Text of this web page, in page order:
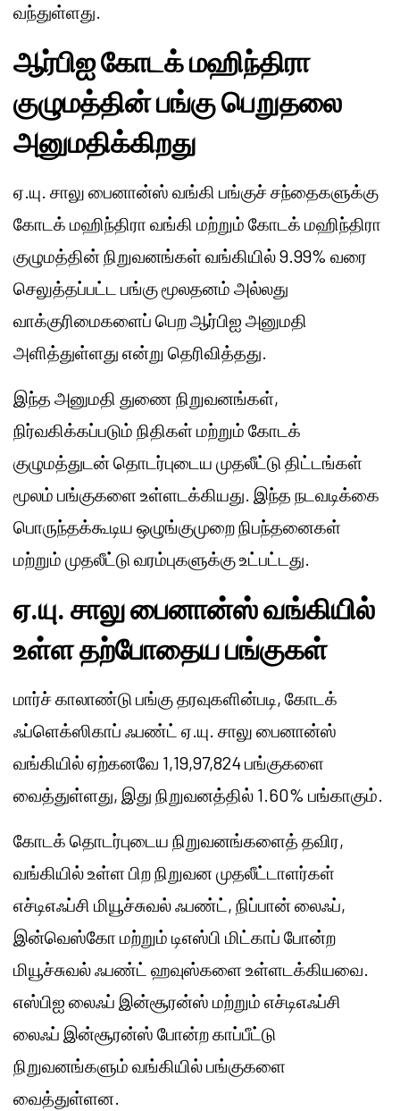
வந்துள்ளது.
ஆர்பிஐ கோடக் மஹிந்திரா
குழுமத்தின் பங்கு பெறுதலை
அனுமதிக்கிறது
ஏ.யு. சாலு பைனான்ஸ் வங்கி பங்குச் சந்தைகளுக்கு
கோடக் மஹிந்திரா வங்கி மற்றும் கோடக் மஹிந்திரா
குழுமத்தின் நிறுவனங்கள் வங்கியில் 9.99% வரை
செலுத்தப்பட்ட பங்கு மூலதனம் அல்லது
வாக்குரிமைகளைப் பெற ஆர்பிஐ அனுமதி
அளித்துள்ளது என்று தெரிவித்தது.
இந்த அனுமதி துணை நிறுவனங்கள்,
நிர்வகிக்கப்படும் நிதிகள் மற்றும் கோடக்
குழுமத்துடன் தொடர்புடைய முதலீட்டு திட்டங்கள்
மூலம் பங்குகளை உள்ளடக்கியது. இந்த நடவடிக்கை
பொருந்தக்கூடிய ஒழுங்குமுறை நிபந்தனைகள்
மற்றும் முதலீட்டு வரம்புகளுக்கு உட்பட்டது.
ஏ.யு. சாலு பைனான்ஸ் வங்கியில்
உள்ள தற்போதைய பங்குகள்
மார்ச் காலாண்டு பங்கு தரவுகளின்படி, கோடக்
ஃப்ளெக்ஸிகாப் ஃபண்ட் ஏ.யு. சாலு பைனான்ஸ்
வங்கியில் ஏற்கனவே 1,19,97,824 பங்குகளை
வைத்துள்ளது, இது நிறுவனத்தில் 1.60% பங்காகும்.
கோடக் தொடர்புடைய நிறுவனங்களைத் தவிர,
வங்கியில் உள்ள பிற நிறுவன முதலீட்டாளர்கள்
எச்டிஎஃப்சி மியூச்சுவல் ஃபண்ட், நிப்பான் லைஃப்,
இன்வெஸ்கோ மற்றும் டிஎஸ்பி மிட்காப் போன்ற
மியூச்சுவல் ஃபண்ட் ஹவுஸ்களை உள்ளடக்கியவை.
எஸ்பிஐ லைஃப் இன்சூரன்ஸ் மற்றும் எச்டிஎஃப்சி
லைஃப் இன்சூரன்ஸ் போன்ற காப்பீட்டு
நிறுவனங்களும் வங்கியில் பங்குகளை
வைத்துள்ளன.